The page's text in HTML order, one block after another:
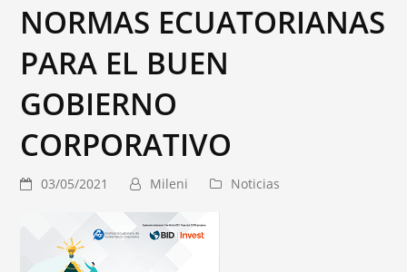
NORMAS ECUATORIANAS
PARA EL BUEN
GOBIERNO
CORPORATIVO
03/05/2021 Mileni Noticias